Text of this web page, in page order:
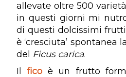
allevate oltre 500
in questi giorni mi
di questi dolcissimi
è ‘cresciuta’ spontanea
del Ficus carica.
Il ficoè un frutto